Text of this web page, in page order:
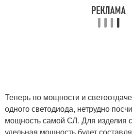
Теперь по мощности и
одного светодиода, нетрудно
мощность самой СЛ. Для изделия